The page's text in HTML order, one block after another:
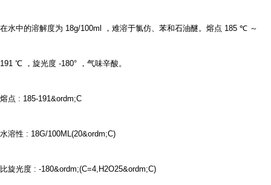
在水中的溶解度为 18g/100ml ，难溶于氯仿、苯和石油醚。熔点 185 ℃ ～
191 ℃ ，旋光度 -180° ，气味辛酸。
熔点 : 185-191&ordm;C
水溶性 : 18G/100ML(20&ordm;C)
比旋光度 : -180&ordm;(C=4,H2O25&ordm;C)